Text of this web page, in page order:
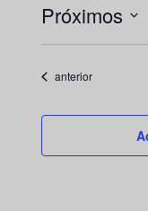
Próximos
Selecione
a Eventos
anterior